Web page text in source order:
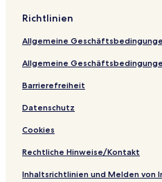
f
t
h
e
o
l
e
c
h
L
a
i
g
H
o
t
o
Richtlinien
Allgemeine
Allgemeine
Barrierefreiheit
Datenschutz
Cookies
Rechtliche Hinweise/Kontakt
Inhaltsrichtlinien und Melden von